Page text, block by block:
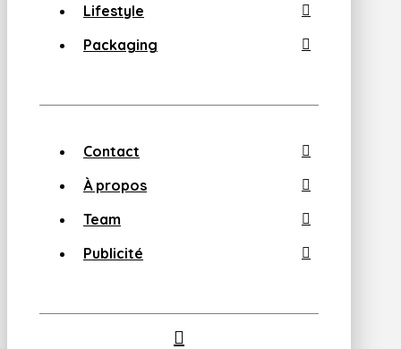
Lifestyle
Packaging
Contact
À propos
Team
Publicité